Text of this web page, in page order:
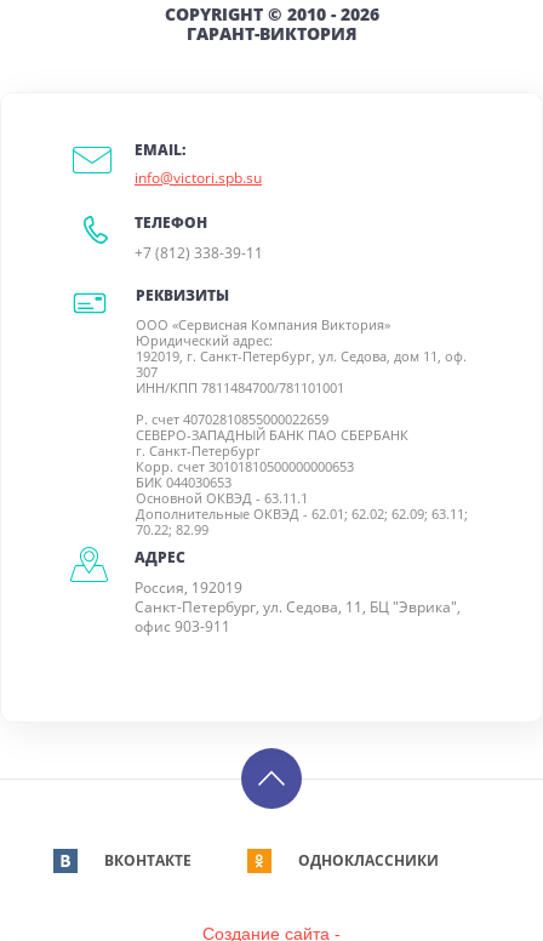
COPYRIGHT © 2010 - 2026
ГАРАНТ-ВИКТОРИЯ
АДРЕС
Россия, 192019
Санкт-Петербург, ул. Седова, 11, БЦ "Эврика",
офис 903-911
EMAIL:
info@victori.spb.su
ТЕЛЕФОН
+7 (812) 338-39-11
РЕКВИЗИТЫ
ООО «Сервисная Компания Виктория»
Юридический адрес:
192019, г. Санкт-Петербург, ул. Седова, дом 11, оф.
307
ИНН/КПП 7811484700/781101001
Р. счет 40702810855000022659
СЕВЕРО-ЗАПАДНЫЙ БАНК ПАО СБЕРБАНК
г. Санкт-Петербург
Корр. счет 30101810500000000653
БИК 044030653
Основной ОКВЭД - 63.11.1
Дополнительные ОКВЭД - 62.01; 62.02; 62.09; 63.11;
70.22; 82.99
ВКОНТАКТЕ ОДНОКЛАССНИКИ
Создание сайта -